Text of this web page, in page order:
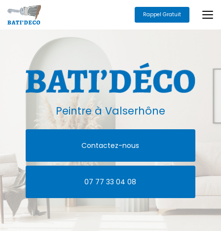
au
contenu
Rappel Gratuit
Peintreà Valserhône
Contactez-nous
07 77 33 04 08